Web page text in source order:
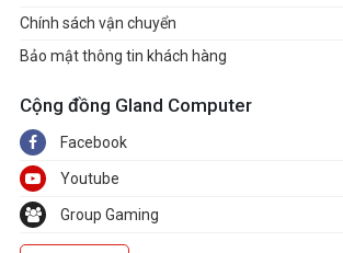
Chính sách vận chuyển
Bảo mật thông tin khách hàng
Cộng đồng Gland Computer
Facebook
Youtube
Group Gaming